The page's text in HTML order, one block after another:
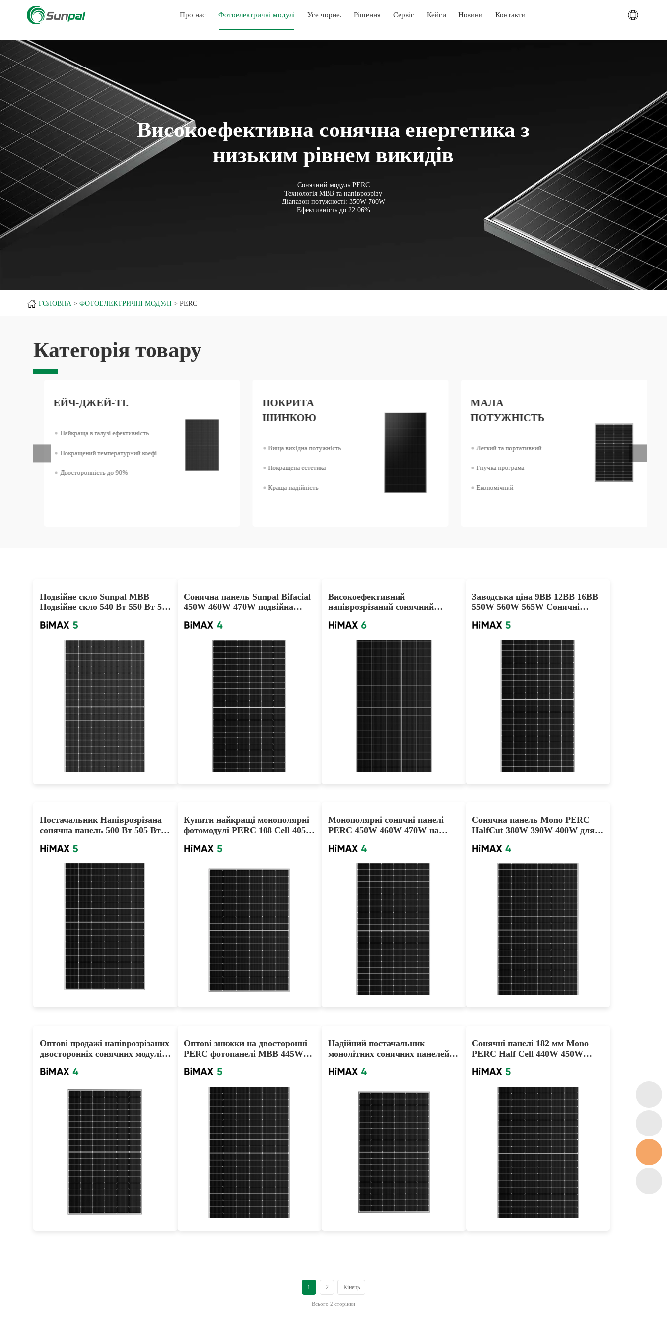
Про нас Фотоелектричні модулі Усе чорне. Рішення Сервіс Кейси Новини Контакти
Високоефективна сонячна енергетика з
низьким рівнем викидів
Сонячний модуль PERC
Технологія MBB та напіврозрізу
Діапазон потужності: 350W-700W
Ефективність до 22.06%
ГОЛОВНА ФОТОЕЛЕКТРИЧНІ МОДУЛІ PERC
Категорія товару
ЕЙЧ-ДЖЕЙ-ТІ.
Найкраща в галузі ефективність
Покращений температурний коефіцієнт
Двосторонність до 90%
ПОКРИТА
ШИНКОЮ
Вища вихідна потужність
Покращена естетика
Краща надійність
МАЛА
ПОТУЖНІСТЬ
Легкий та портативний
Гнучка програма
Економічний
Подвійне скло Sunpal MBB
Подвійне скло 540 Вт 550 Вт 560
для проекту
540-560W
Max Eff: 21.67%
30-річна гарантія на потужність
Сонячна панель Sunpal Bifacial
450W 460W 470W подвійна
заводська ціна
445-470W
Max Eff: 21.63%
30-річна гарантія на потужність
Високоефективний
напіврозрізаний сонячний
PERC
25-річна гарантія на потужність
Заводська ціна 9BB 12BB 16BB
550W 560W 565W Сонячні
545-565W
Max Eff: 21.87%
25-річна гарантія на потужність
Постачальник Напіврозрізана
сонячна панель 500 Вт 505 Вт
485-510W
Max Eff: 21.48%
25-річна гарантія на потужність
Купити найкращі монополярні
фотомодулі PERC 108 Cell 405W
405-430W
Max Eff: 21.02%
25-річна гарантія на потужність
Монополярні сонячні панелі
PERC 450W 460W 470W на
445-470W
Max Eff: 21.63%
25-річна гарантія на потужність
Сонячна панель Mono PERC
HalfCut 380W 390W 400W для
375-400W
Max Eff: 21.96%
25-річна гарантія на потужність
Оптові продажі напіврозрізаних
двосторонніх сонячних модулів
355-380W
Max Eff: 20.86%
30-річна гарантія на потужність
Оптові знижки на двосторонні
PERC фотопанелі MBB 445W
440-460W
Max Eff: 21.27%
30-річна гарантія на потужність
Надійний постачальник
монолітних сонячних панелей
PERC
355-385W
Max Eff: 21.14%
25-річна гарантія на потужність
Сонячні панелі 182 мм Mono
PERC Half Cell 440W 450W
440-460W
Max Eff: 21.27%
25-річна гарантія на потужність
1 2 Кінець
Всього 2 сторінки